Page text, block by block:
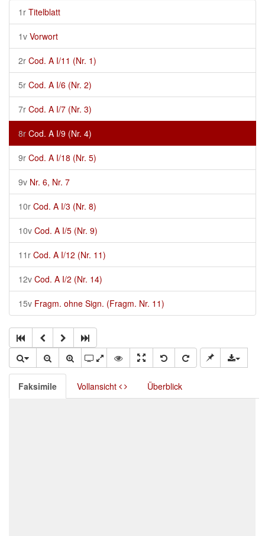
1r Titelblatt
1v Vorwort
2r Cod. A I/11 (Nr. 1)
5r Cod. A I/6 (Nr. 2)
7r Cod. A I/7 (Nr. 3)
8r Cod. A I/9 (Nr. 4)
9r Cod. A I/18 (Nr. 5)
9v Nr. 6, Nr. 7
10r Cod. A I/3 (Nr. 8)
10v Cod. A I/5 (Nr. 9)
11r Cod. A I/12 (Nr. 11)
12v Cod. A I/2 (Nr. 14)
15v Fragm. ohne Sign. (Fragm. Nr. 11)
Faksimile Vollansicht Überblick